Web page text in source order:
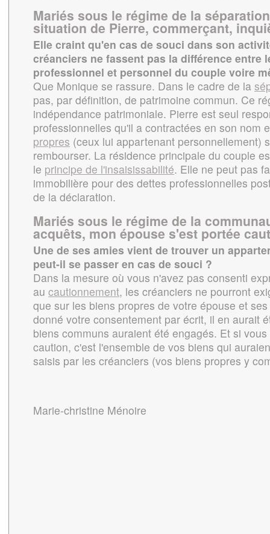
Mariés sous le régime de la
situation de Pierre, commerçant,
Elle craint qu'en cas de souci dans son
créanciers ne fassent pas la différence entre
professionnel et personnel du couple voire
Que Monique se rassure. Dans le cadre de la
pas, par définition, de patrimoine commun. Ce
indépendance patrimoniale. Pierre est seul
professionnelles qu'il a contractées en son nom
propres (ceux lui appartenant personnellement)
rembourser. La résidence principale du couple
le principe de l'insaisissabilité. Elle ne peut pas
immobilière pour des dettes professionnelles
de la déclaration.
Mariés sous le régime de la
acquêts, mon épouse s'est portée
Une de ses amies vient de trouver un
peut-il se passer en cas de souci ?
Dans la mesure où vous n'avez pas consenti
au cautionnement, les créanciers ne pourront
que sur les biens propres de votre épouse et
donné votre consentement par écrit, il en aurait
biens communs auraient été engagés. Et si
caution, c'est l'ensemble de vos biens qui
saisis par les créanciers (vos biens propres y
Marie-christine Ménoire